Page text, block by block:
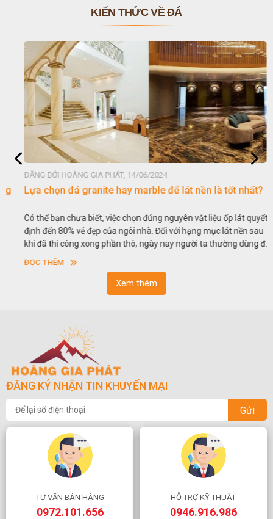
KIẾN THỨC VỀ ĐÁ
ĐĂNG BỞI HOÀNG GIA PHÁT, 14/06/2024
Lựa chọn đá granite hay marble để lát nền là tốt nhất?
Có thể bạn chưa biết, việc chọn đúng nguyên vật liệu ốp lát quyết
định đến 80% vẻ đẹp của ngôi nhà. Đối với hạng mục lát nền sau
khi đã thi công xong phần thô, ngày nay người ta thường dùng đá
tự nhiên lát nền khá phổ biến. Thế nhưng gia chủ luôn phân vân
giữa việc lựa chọn đá granite hay đá marble lát nền, loại đá nào
tốt hơn? Để làm rõ hơn những thắc mắc, dưới đây chúng tôi sẽ đi
sâu vào phân tích từng loại đá để giúp các gia chủ có cái nhìn
ĐỌC THÊM
Xem thêm
ĐĂNG KÝ NHẬN TIN KHUYẾN MẠI
Gửi
TƯ VẤN BÁN HÀNG
0972.101.656
HỖ TRỢ KỸ THUẬT
0946.916.986